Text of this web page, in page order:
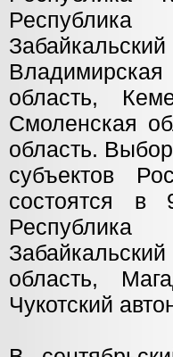
область,
Смоленская
область.
субъектов
состоятся в
область,
Чукотский